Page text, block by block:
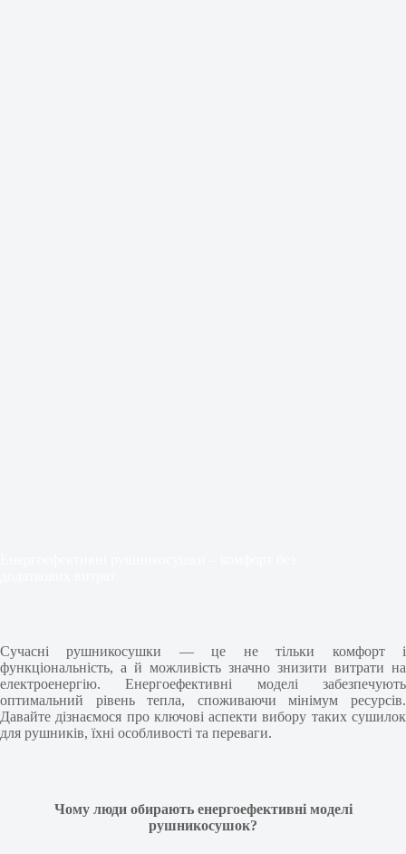
Сучасні рушникосушки — це не тільки комфорт і
функціональність, а й можливість значно знизити витрати на
електроенергію. Енергоефективні моделі забезпечують
оптимальний рівень тепла, споживаючи мінімум ресурсів.
Давайте дізнаємося про ключові аспекти вибору таких сушилок
для рушників, їхні особливості та переваги.
Чому люди обирають енергоефективні моделі
рушникосушок?